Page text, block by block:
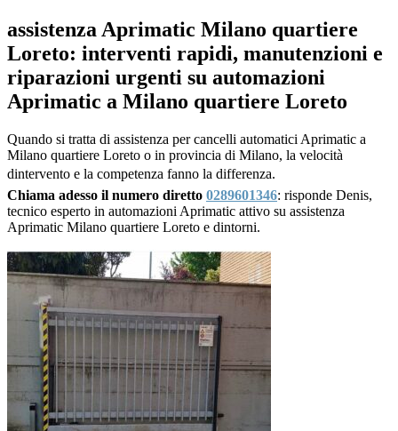
assistenza Aprimatic Milano quartiere
Loreto: interventi rapidi, manutenzioni e
riparazioni urgenti su automazioni
Aprimatic a Milano quartiere Loreto
Quando si tratta di assistenza per cancelli automatici Aprimatic a
Milano quartiere Loreto o in provincia di Milano, la velocità
dintervento e la competenza fanno la differenza.
Chiama adesso il numero diretto 0289601346: risponde Denis,
tecnico esperto in automazioni Aprimatic attivo su assistenza
Aprimatic Milano quartiere Loreto e dintorni.